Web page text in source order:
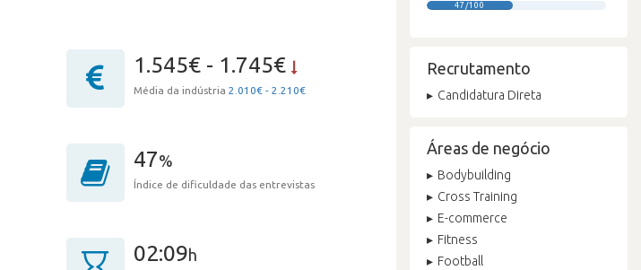
1.545€ - 1.745€
Média da indústria 2.010€ - 2.210€
47%
Índice de dificuldade das entrevistas
02:09h
47/100
Recrutamento
Candidatura Direta
Áreas de negócio
Bodybuilding
Cross Training
E-commerce
Fitness
Football